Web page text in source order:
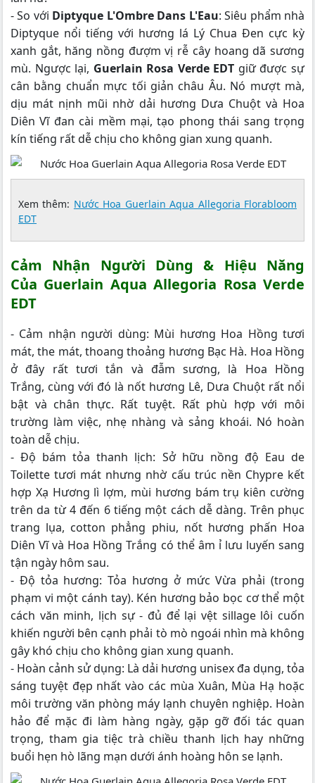
- So với Diptyque L'Ombre Dans L'Eau: Siêu phẩm nhà
Diptyque nổi tiếng với hương lá Lý Chua Đen cực kỳ
xanh gắt, hăng nồng đượm vị rễ cây hoang dã sương
mù. Ngược lại, Guerlain Rosa Verde EDT giữ được sự
cân bằng chuẩn mực tối giản châu Âu. Nó mượt mà,
dịu mát nịnh mũi nhờ dải hương Dưa Chuột và Hoa
Diên Vĩ đan cài mềm mại, tạo phong thái sang trọng
kín tiếng rất dễ chịu cho không gian xung quanh.
Xem thêm: Nước Hoa Guerlain Aqua Allegoria Florabloom
EDT
Cảm Nhận Người Dùng & Hiệu Năng
Của Guerlain Aqua Allegoria Rosa Verde
EDT
- Cảm nhận người dùng: Mùi hương Hoa Hồng tươi
mát, the mát, thoang thoảng hương Bạc Hà. Hoa Hồng
ở đây rất tươi tắn và đẫm sương, là Hoa Hồng
Trắng, cùng với đó là nốt hương Lê, Dưa Chuột rất nổi
bật và chân thực. Rất tuyệt. Rất phù hợp với môi
trường làm việc, nhẹ nhàng và sảng khoái. Nó hoàn
toàn dễ chịu.
- Độ bám tỏa thanh lịch: Sở hữu nồng độ Eau de
Toilette tươi mát nhưng nhờ cấu trúc nền Chypre kết
hợp Xạ Hương lì lợm, mùi hương bám trụ kiên cường
trên da từ 4 đến 6 tiếng một cách dễ dàng. Trên phục
trang lụa, cotton phẳng phiu, nốt hương phấn Hoa
Diên Vĩ và Hoa Hồng Trắng có thể âm ỉ lưu luyến sang
tận ngày hôm sau.
- Độ tỏa hương: Tỏa hương ở mức Vừa phải (trong
phạm vi một cánh tay). Kén hương bảo bọc cơ thể một
cách văn minh, lịch sự - đủ để lại vệt sillage lôi cuốn
khiến người bên cạnh phải tò mò ngoái nhìn mà không
gây khó chịu cho không gian xung quanh.
- Hoàn cảnh sử dụng: Là dải hương unisex đa dụng, tỏa
sáng tuyệt đẹp nhất vào các mùa Xuân, Mùa Hạ hoặc
môi trường văn phòng máy lạnh chuyên nghiệp. Hoàn
hảo để mặc đi làm hàng ngày, gặp gỡ đối tác quan
trọng, tham gia tiệc trà chiều thanh lịch hay những
buổi hẹn hò lãng mạn dưới ánh hoàng hôn se lạnh.